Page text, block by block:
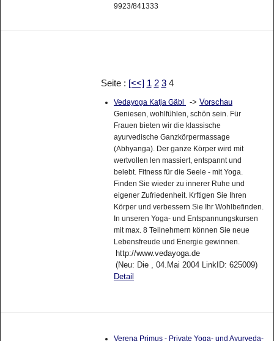
9923/841333
Seite : [<<] 1 2 34
Vedayoga Katja Gäbl -> Vorschau
Geniesen, wohlfühlen, schön sein. Für
Frauen bieten wir die klassische
ayurvedische Ganzkörpermassage
(Abhyanga). Der ganze Körper wird mit
wertvollen len massiert, entspannt und
belebt. Fitness für die Seele - mit Yoga.
Finden Sie wieder zu innerer Ruhe und
eigener Zufriedenheit. Krftigen Sie Ihren
Körper und verbessern Sie Ihr Wohlbefinden.
In unseren Yoga- und Entspannungskursen
mit max. 8 Teilnehmern können Sie neue
Lebensfreude und Energie gewinnen.
http://www.vedayoga.de
(Neu: Die , 04.Mai 2004 LinkID: 625009)
Detail
Verena Primus - Private Yoga- und Ayurveda-